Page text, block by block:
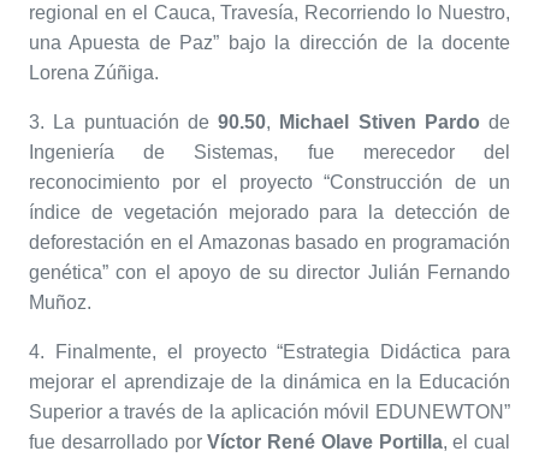
regional en el Cauca, Travesía, Recorriendo lo Nuestro,
una Apuesta de Paz” bajo la dirección de la docente
Lorena Zúñiga.
3. La puntuación de 90.50, Michael Stiven Pardo de
Ingeniería de Sistemas, fue merecedor del
reconocimiento por el proyecto “Construcción de un
índice de vegetación mejorado para la detección de
deforestación en el Amazonas basado en programación
genética” con el apoyo de su director Julián Fernando
Muñoz.
4. Finalmente, el proyecto “Estrategia Didáctica para
mejorar el aprendizaje de la dinámica en la Educación
Superior a través de la aplicación móvil EDUNEWTON”
fue desarrollado porVíctor René Olave Portilla, el cual